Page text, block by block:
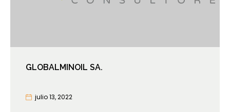
GLOBALMINOIL SA.
julio 13, 2022